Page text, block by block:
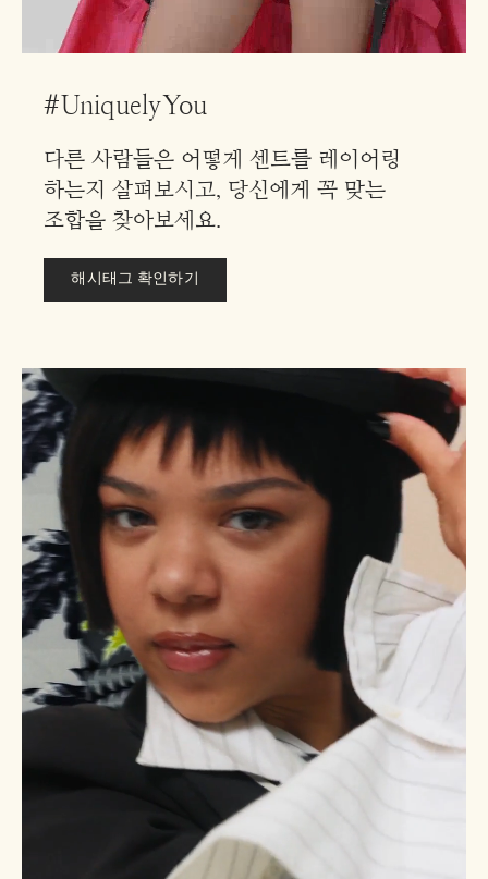
#UniquelyYou
다른 사람들은 어떻게 센트를 레이어링
하는지 살펴보시고, 당신에게 꼭 맞는
조합을 찾아보세요.
해시태그 확인하기